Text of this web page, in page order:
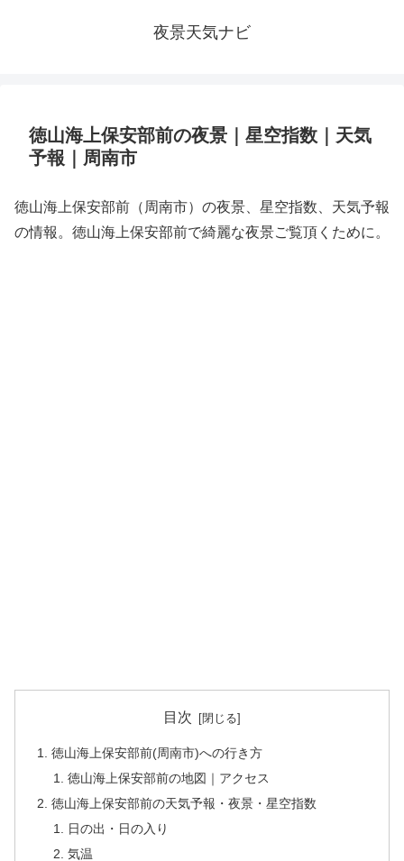
夜景天気ナビ
徳山海上保安部前の夜景｜星空指数｜天気
予報｜周南市
徳山海上保安部前（周南市）の夜景、星空指数、天気予報
の情報。徳山海上保安部前で綺麗な夜景ご覧頂くために。
目次
徳山海上保安部前(周南市)への行き方
徳山海上保安部前の地図｜アクセス
徳山海上保安部前の天気予報・夜景・星空指数
日の出・日の入り
気温